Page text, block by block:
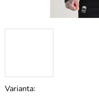
Varianta: